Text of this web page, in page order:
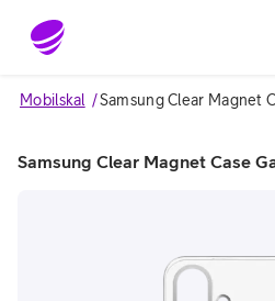
Gå till sidans innehåll
Mobilskal Samsung Clear Magnet
Samsung Clear Magnet Case